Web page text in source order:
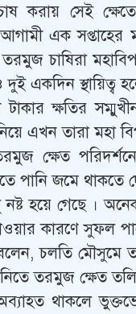
করায় সেই
এক সপ্তাহের
তরমুজ চাষিরা
একদিন স্থায়িত্ব
ক্ষতির
এখন তারা মহা
ক্ষেত
পানি জমে থাকতে
গেছে । অনেক
কারণে সুফল
বলেন, চলতি
তরমুজ ক্ষেত
অব্যাহত থাকলে